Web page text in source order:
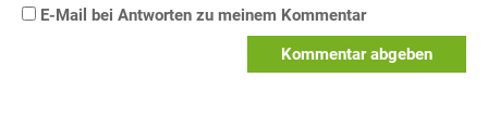
E-Mail bei Antworten zu meinem Kommentar
Kommentar abgeben